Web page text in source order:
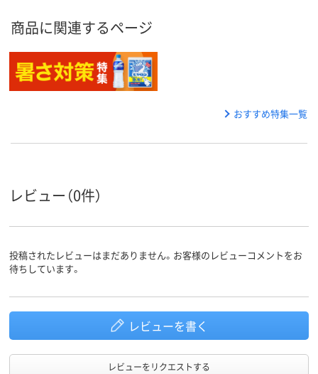
商品に関連するページ
おすすめ特集一覧
レビュー（0件）
投稿されたレビューはまだありません。お客様のレビューコメントをお
待ちしています。
レビューを書く
レビューをリクエストする